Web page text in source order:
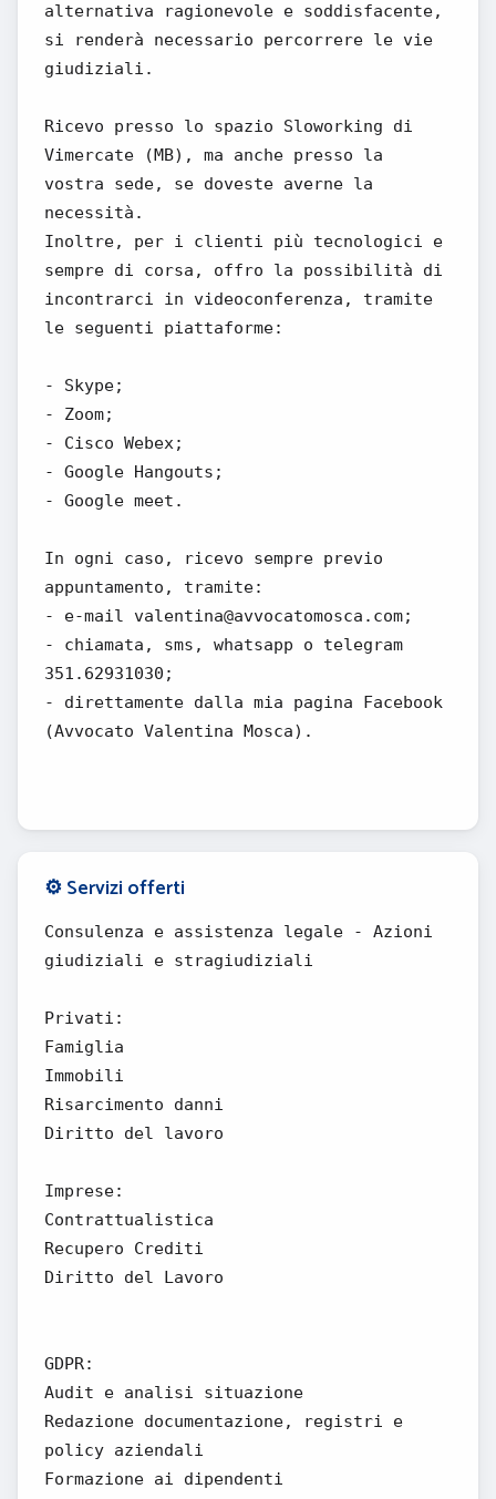
alternativa ragionevole e soddisfacente,
si renderà necessario percorrere le vie
giudiziali.
Ricevo presso lo spazio Sloworking di
Vimercate (MB), ma anche presso la
vostra sede, se doveste averne la
necessità.
Inoltre, per i clienti più tecnologici e
sempre di corsa, offro la possibilità di
incontrarci in videoconferenza, tramite
le seguenti piattaforme:
- Skype;
- Zoom;
- Cisco Webex;
- Google Hangouts;
- Google meet.
In ogni caso, ricevo sempre previo
appuntamento, tramite:
- e-mail valentina@avvocatomosca.com;
- chiamata, sms, whatsapp o telegram
351.62931030;
- direttamente dalla mia pagina Facebook
(Avvocato Valentina Mosca).
⚙️ Servizi offerti
Consulenza e assistenza legale - Azioni
giudiziali e stragiudiziali
Privati:
Famiglia
Immobili
Risarcimento danni
Diritto del lavoro
Imprese:
Contrattualistica
Recupero Crediti
Diritto del Lavoro
GDPR:
Audit e analisi situazione
Redazione documentazione, registri e
policy aziendali
Formazione ai dipendenti